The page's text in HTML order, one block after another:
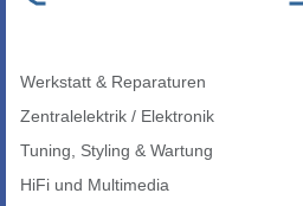
Werkstatt & Reparaturen
Zentralelektrik / Elektronik
Tuning, Styling & Wartung
HiFi und Multimedia